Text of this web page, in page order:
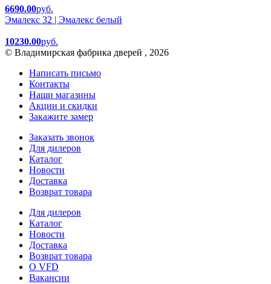
6690.00руб.
Эмалекс 32 | Эмалекс белый
10230.00руб.
© Владимирская фабрика дверей , 2026
Написать письмо
Контакты
Наши магазины
Акции и скидки
Закажите замер
Заказать звонок
Для дилеров
Каталог
Новости
Доставка
Возврат товара
Для дилеров
Каталог
Новости
Доставка
Возврат товара
О VFD
Вакансии